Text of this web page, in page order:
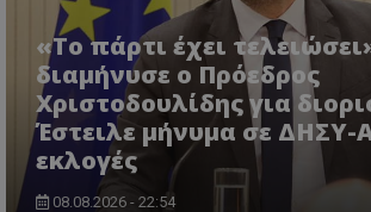
«Το πάρτι έχει
διαμήνυσε ο Πρόεδρος
Χριστοδουλίδης για
Έστειλε μήνυμα σε ΔΗΣΥ-
εκλογές
08.08.2026 - 22:54